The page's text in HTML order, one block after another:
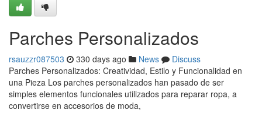
Parches Personalizados
rsauzzr087503 330 days ago News
Discuss
Parches Personalizados: Creatividad, Estilo y Funcionalidad en
una Pieza Los parches personalizados han pasado de ser
simples elementos funcionales utilizados para reparar ropa, a
convertirse en accesorios de moda,